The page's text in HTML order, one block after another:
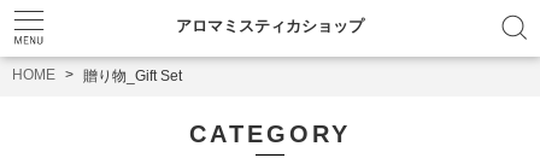
アロマミスティカショップ
HOME 贈り物_Gift Set
CATEGORY